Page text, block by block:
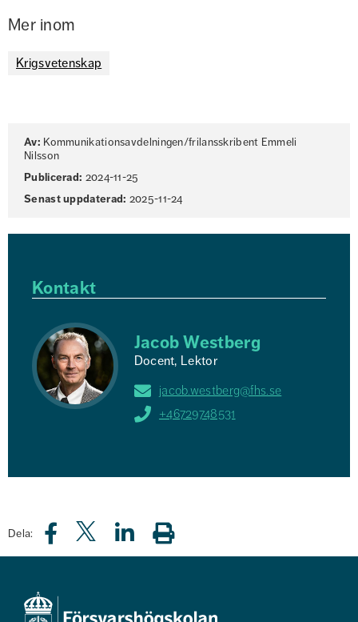
Mer inom
Krigsvetenskap
Sidinformation
Av: Kommunikationsavdelningen/frilansskribent Emmeli
Nilsson
Publicerad: 2024-11-25
Senast uppdaterad: 2025-11-24
Kontakt
Jacob Westberg
Docent, Lektor
jacob.westberg@fhs.se
+46729748531
Dela: